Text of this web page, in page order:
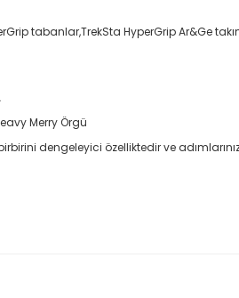
tabanlar,TrekSta HyperGrip Ar&Ge
Merry Örgü
dengeleyici özelliktedir ve